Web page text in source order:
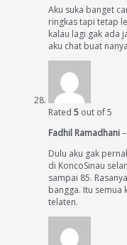
Aku suka banget
ringkas tapi tetap
kalau lagi gak ada
aku chat buat
Rated 5 out of 5
Fadhil Ramadhani–
Dulu aku gak
di KoncoSinau
sampai 85.
bangga. Itu
telaten.